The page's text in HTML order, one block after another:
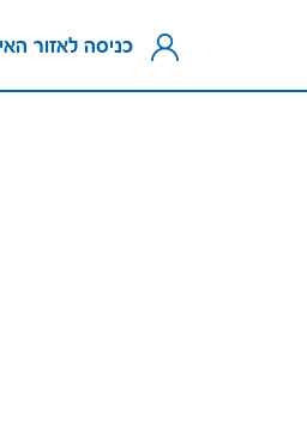
כניסה לאזור האישי